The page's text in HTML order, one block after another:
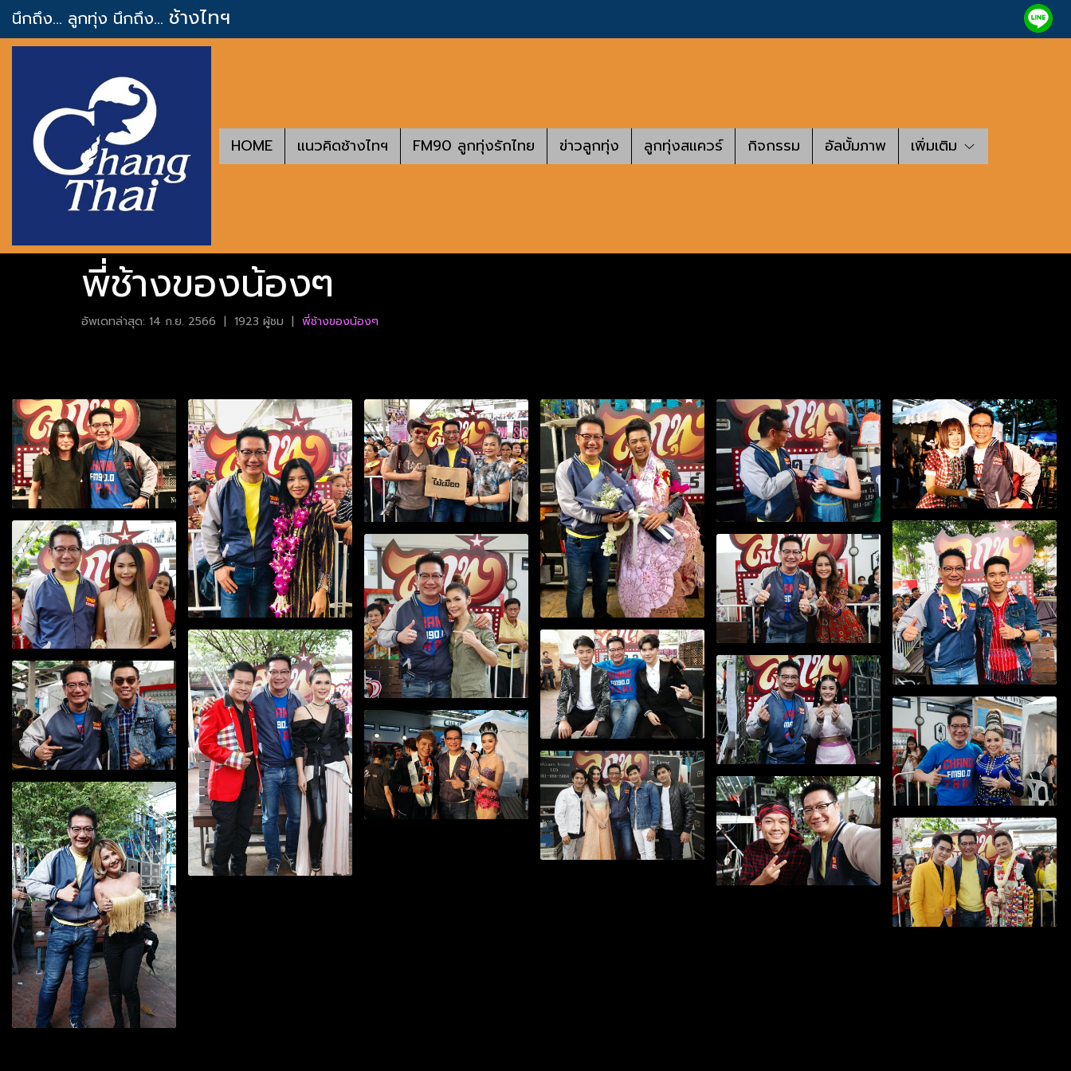
นึกถึง... ลูกทุ่ง นึกถึง... ช้างไทฯ
HOME แนวคิดช้างไทฯ FM90 ลูกทุ่งรักไทย ข่าวลูกทุ่ง ลูกทุ่งสแควร์ กิจกรรม อัลบั้มภาพ เพิ่มเติม
พี่ช้างของน้องๆ
อัพเดทล่าสุด: 14 ก.ย. 2566 | 1923 ผู้ชม | พี่ช้างของน้องๆ